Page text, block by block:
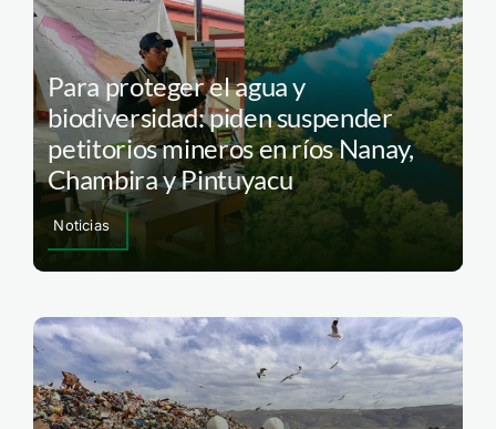
Para proteger el agua y
biodiversidad: piden suspender
petitorios mineros en ríos Nanay,
Chambira y Pintuyacu
Noticias